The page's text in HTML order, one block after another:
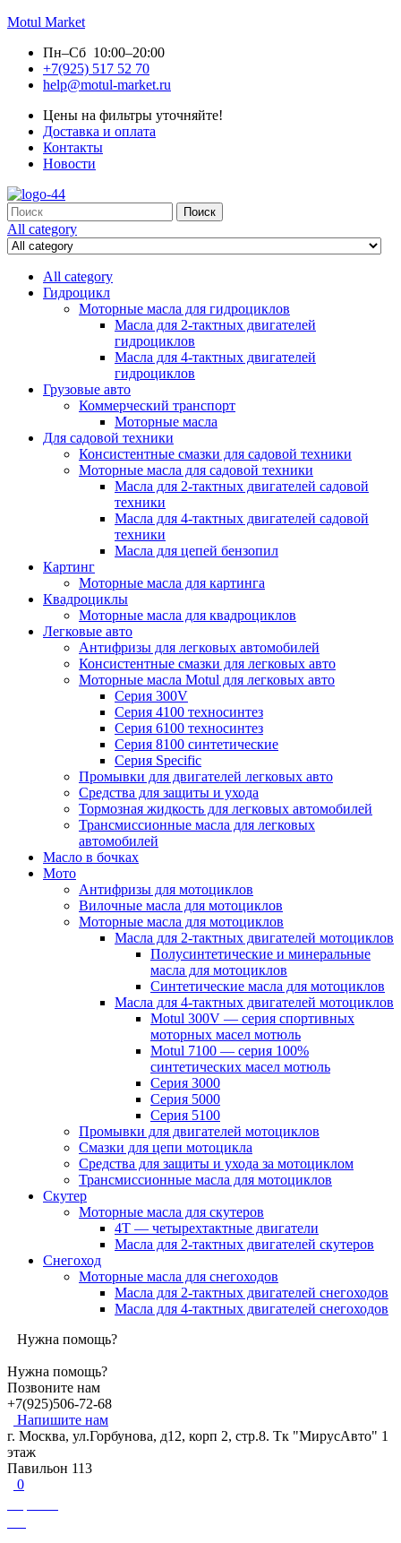
Motul Market
Пн–Сб 10:00–20:00
+7(925) 517 52 70
help@motul-market.ru
Цены на фильтры уточняйте!
Доставка и оплата
Контакты
Новости
Search
for:
Поиск
All category
All category
Гидроцикл
Моторные масла для гидроциклов
Масла для 2-тактных двигателей
гидроциклов
Масла для 4-тактных двигателей
гидроциклов
Грузовые авто
Коммерческий транспорт
Моторные масла
Для садовой техники
Консистентные смазки для садовой техники
Моторные масла для садовой техники
Масла для 2-тактных двигателей садовой
техники
Масла для 4-тактных двигателей садовой
техники
Масла для цепей бензопил
Картинг
Моторные масла для картинга
Квадроциклы
Моторные масла для квадроциклов
Легковые авто
Антифризы для легковых автомобилей
Консистентные смазки для легковых авто
Моторные масла Motul для легковых авто
Серия 300V
Серия 4100 техносинтез
Серия 6100 техносинтез
Серия 8100 синтетические
Серия Specific
Промывки для двигателей легковых авто
Средства для защиты и ухода
Тормозная жидкость для легковых автомобилей
Трансмиссионные масла для легковых
автомобилей
Масло в бочках
Мото
Антифризы для мотоциклов
Вилочные масла для мотоциклов
Моторные масла для мотоциклов
Масла для 2-тактных двигателей мотоциклов
Полусинтетические и минеральные
масла для мотоциклов
Синтетические масла для мотоциклов
Масла для 4-тактных двигателей мотоциклов
Motul 300V — серия спортивных
моторных масел мотюль
Motul 7100 — серия 100%
синтетических масел мотюль
Серия 3000
Серия 5000
Серия 5100
Промывки для двигателей мотоциклов
Смазки для цепи мотоцикла
Средства для защиты и ухода за мотоциклом
Трансмиссионные масла для мотоциклов
Скутер
Моторные масла для скутеров
4Т — четырехтактные двигатели
Масла для 2-тактных двигателей скутеров
Снегоход
Моторные масла для снегоходов
Масла для 2-тактных двигателей снегоходов
Масла для 4-тактных двигателей снегоходов
Нужна помощь?
Нужна помощь?
Позвоните нам
+7(925)506-72-68
Напишите нам
г. Москва, ул.Горбунова, д12, корп 2, стр.8. Тк "МирусАвто" 1
этаж
Павильон 113
0